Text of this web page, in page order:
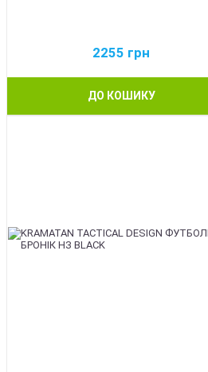
2255 грн
ДО КОШИКУ